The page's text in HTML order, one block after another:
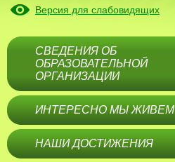
Версия для слабовидящих
СВЕДЕНИЯ ОБ
ОБРАЗОВАТЕЛЬНОЙ
ОРГАНИЗАЦИИ
ИНТЕРЕСНО МЫ ЖИВЕМ
НАШИ ДОСТИЖЕНИЯ